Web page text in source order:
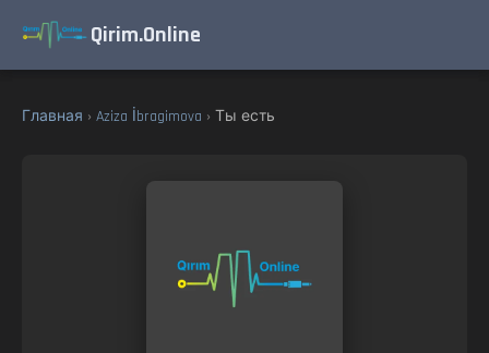
Qirim.Online
Главная › Aziza İbragimova › Ты есть